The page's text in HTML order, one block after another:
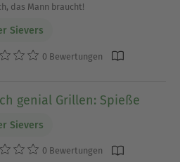
das Mann braucht!
Sievers
0 Bewertungen
genial Grillen: Spieße
Sievers
0 Bewertungen